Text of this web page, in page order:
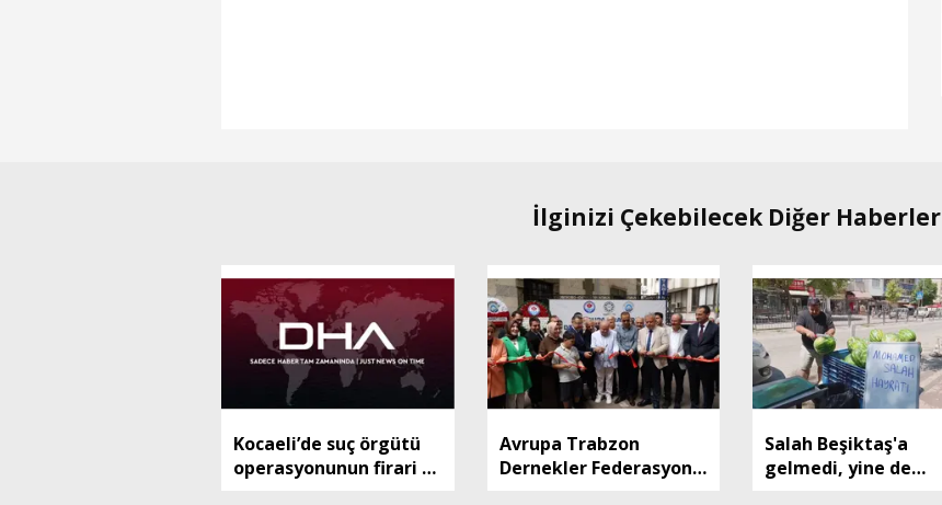
İlginizi Çekebilecek Diğer Haberler
Kocaeli’de suç örgütü
operasyonunun firari 2
Avrupa Trabzon
Dernekler Federasyonu
Salah Beşiktaş'a
gelmedi, yine de